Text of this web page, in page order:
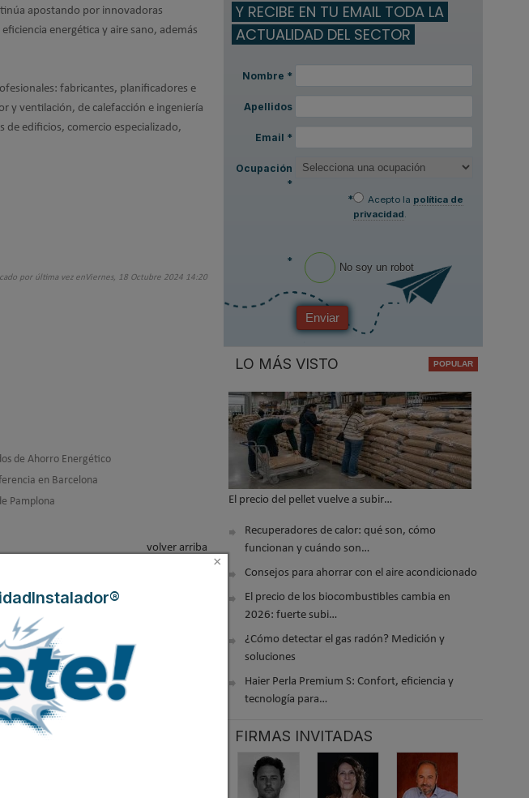
apostando por innovadoras
energética y aire sano, además
fabricantes, planificadores e
y ventilación, de calefacción e ingeniería
de edificios, comercio especializado,
por última vez enViernes, 18 Octubre 2024 14:20
de Ahorro Energético
en Barcelona
Pamplona
volver arriba
Y RECIBE EN TU EMAIL TODA LA
ACTUALIDAD DEL SECTOR
Nombre *
Apellidos
Email *
Ocupación
*
*
Acepto la política de
privacidad.
* No soy un robot
Enviar
LO MÁS VISTO
El precio del pellet vuelve a subir…
Recuperadores de calor: qué son, cómo
funcionan y cuándo son…
Consejos para ahorrar con el aire acondicionado
El precio de los biocombustibles cambia en
2026: fuerte subi…
¿Cómo detectar el gas radón? Medición y
soluciones
Haier Perla Premium S: Confort, eficiencia y
tecnología para…
FIRMAS INVITADAS
×